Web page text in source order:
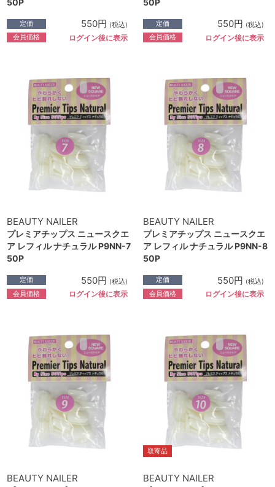
50P
定価 550円 (税込)
会員価格 ログイン後に表示
50P
定価 550円 (税込)
会員価格 ログイン後に表示
BEAUTY NAILER
プレミアチップス ニュースクエ
ア レフィル ナチュラル P9NN-7
50P
定価 550円 (税込)
会員価格 ログイン後に表示
BEAUTY NAILER
プレミアチップス ニュースクエ
ア レフィル ナチュラル P9NN-8
50P
定価 550円 (税込)
会員価格 ログイン後に表示
BEAUTY NAILER
取寄品
BEAUTY NAILER